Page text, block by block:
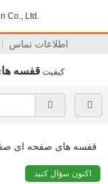
Co., Ltd.
اطلاعات تماس
کیفیت قفسه
قفسه های صفحه ای صفحه ای
اکنون سؤال کنید